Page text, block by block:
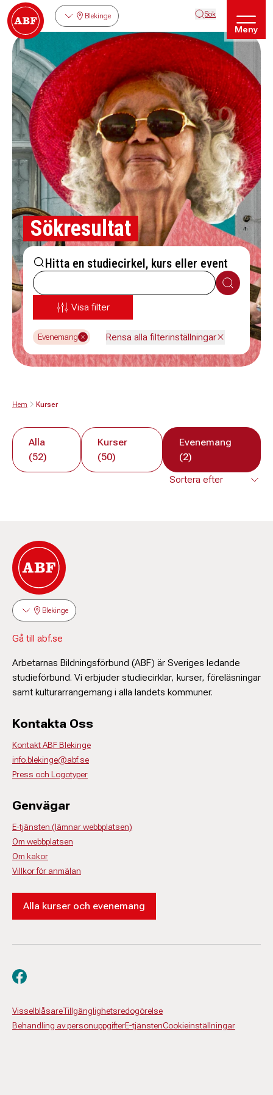
Blekinge Sök
Meny
Sökresultat
Hitta en studiecirkel, kurs eller event
Sök
Visa filter
Evenemang Rensa alla filterinställningar
Hem Kurser
Alla
(52)
Kurser
(50)
Evenemang
(2)
Blekinge
Gå till abf.se
Arbetarnas Bildningsförbund (ABF) är Sveriges ledande
studieförbund. Vi erbjuder studiecirklar, kurser, föreläsningar
samt kulturarrangemang i alla landets kommuner.
Kontakta Oss
Kontakt ABF Blekinge
info.blekinge@abf.se
Press och Logotyper
Genvägar
E-tjänsten (lämnar webbplatsen)
Om webbplatsen
Om kakor
Villkor för anmälan
Alla kurser och evenemang
VisselblåsareTillgänglighetsredogörelse
Behandling av personuppgifterE-tjänstenCookieinställningar
Besök oss på facebook